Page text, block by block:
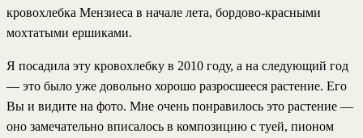
кровохлебка Мензиеса в начале лета, бордово-красными
мохтатыми ершиками.
Я посадила эту кровохлебку в 2010 году, а на следующий год
— это было уже довольно хорошо разросшееся растение. Его
Вы и видите на фото. Мне очень понравилось это растение —
оно замечательно вписалось в композицию с туей, пионом